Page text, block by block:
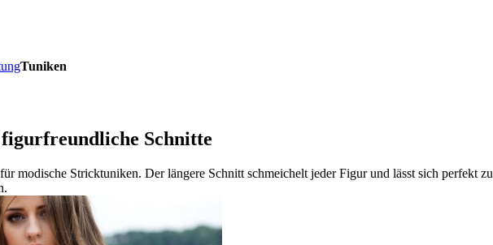
Tuniken
Schnitte
modische Stricktuniken. Der längere Schnitt schmeichelt jeder Figur und lässt sich perfekt zu